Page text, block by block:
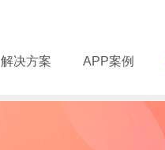
解决方案 APP案例